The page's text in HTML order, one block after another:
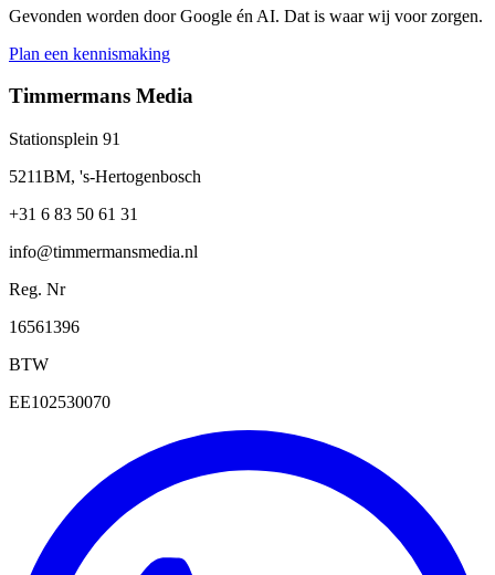
Gevonden worden door Google én AI. Dat is waar wij voor zorgen.
Plan een kennismaking
Timmermans Media
Stationsplein 91
5211BM, 's-Hertogenbosch
+31 6 83 50 61 31
info@timmermansmedia.nl
Reg. Nr
16561396
BTW
EE102530070